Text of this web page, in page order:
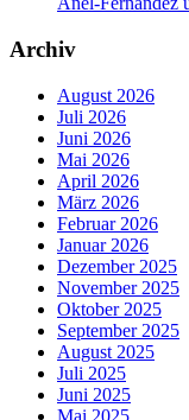
Archiv
August 2026
Juli 2026
Juni 2026
Mai 2026
April 2026
März 2026
Februar 2026
Januar 2026
Dezember 2025
November 2025
Oktober 2025
September 2025
August 2025
Juli 2025
Juni 2025
Mai 2025